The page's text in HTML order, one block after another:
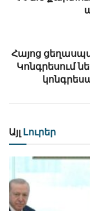
Հայոց
Կոնգրեսում
Այլ Լուրեր